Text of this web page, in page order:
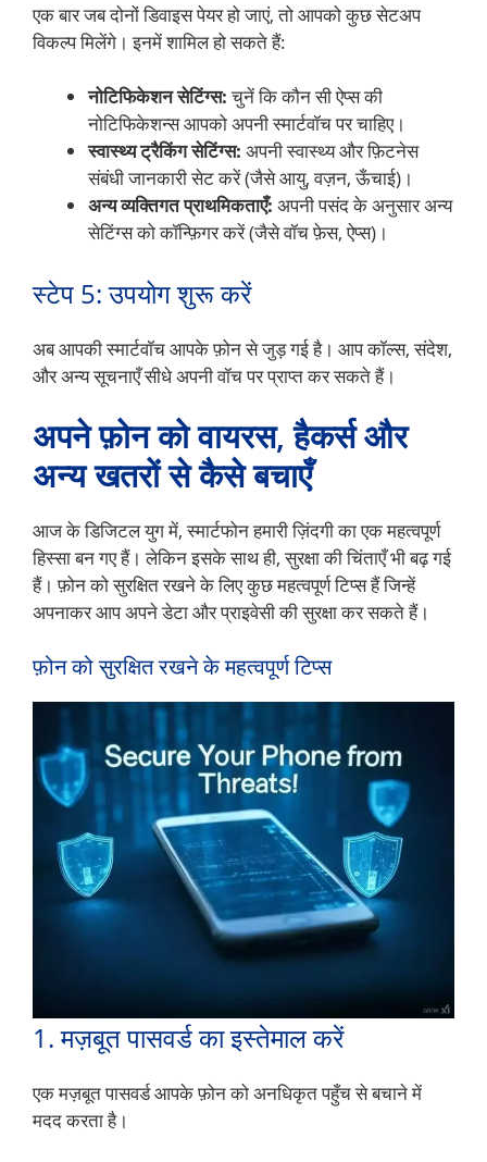
एक बार जब दोनों डिवाइस पेयर हो जाएं, तो आपको कुछ सेटअप
विकल्प मिलेंगे। इनमें शामिल हो सकते हैं:
नोटिफिकेशन सेटिंग्स:चुनें कि कौन सी ऐप्स की
नोटिफिकेशन्स आपको अपनी स्मार्टवॉच पर चाहिए।
स्वास्थ्य ट्रैकिंग सेटिंग्स: अपनी स्वास्थ्य और फ़िटनेस
संबंधी जानकारी सेट करें (जैसे आयु, वज़न, ऊँचाई)।
अन्य व्यक्तिगत प्राथमिकताएँ: अपनी पसंद के अनुसार अन्य
सेटिंग्स को कॉन्फ़िगर करें (जैसे वॉच फ़ेस, ऐप्स)।
स्टेप 5: उपयोग शुरू करें
अब आपकी स्मार्टवॉच आपके फ़ोन से जुड़ गई है। आप कॉल्स, संदेश,
और अन्य सूचनाएँ सीधे अपनी वॉच पर प्राप्त कर सकते हैं।
अपने फ़ोन को वायरस, हैकर्स और
अन्य खतरों से कैसे बचाएँ
आज के डिजिटल युग में, स्मार्टफोन हमारी ज़िंदगी का एक महत्वपूर्ण
हिस्सा बन गए हैं। लेकिन इसके साथ ही, सुरक्षा की चिंताएँ भी बढ़ गई
हैं। फ़ोन को सुरक्षित रखने के लिए कुछ महत्वपूर्ण टिप्स हैं जिन्हें
अपनाकर आप अपने डेटा और प्राइवेसी की सुरक्षा कर सकते हैं।
फ़ोन को सुरक्षित रखने के महत्वपूर्ण टिप्स
1. मज़बूत पासवर्ड का इस्तेमाल करें
एक मज़बूत पासवर्ड आपके फ़ोन को अनधिकृत पहुँच से बचाने में
मदद करता है।